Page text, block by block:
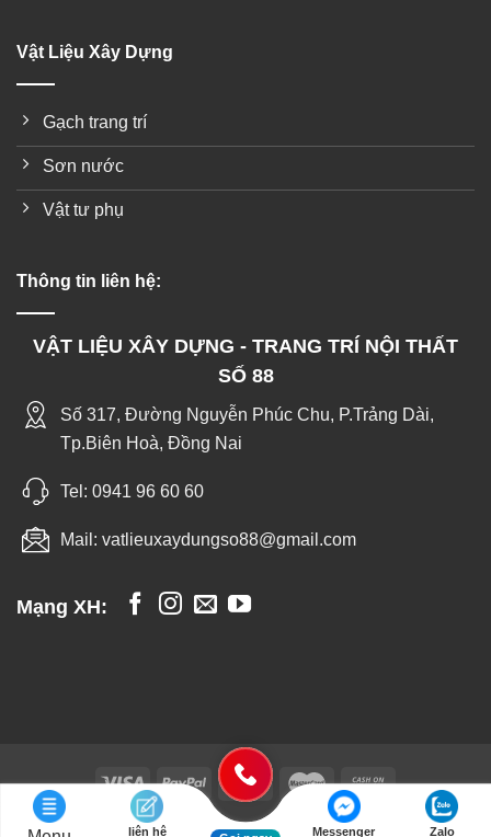
Vật Liệu Xây Dựng
Gạch trang trí
Sơn nước
Vật tư phụ
Thông tin liên hệ:
VẬT LIỆU XÂY DỰNG - TRANG TRÍ NỘI THẤT
SỐ 88
Số 317, Đường Nguyễn Phúc Chu, P.Trảng Dài,
Tp.Biên Hoà, Đồng Nai
Tel: 0941 96 60 60
Mail: vatlieuxaydungso88@gmail.com
Mạng XH:
liên hệ Messenger Zalo